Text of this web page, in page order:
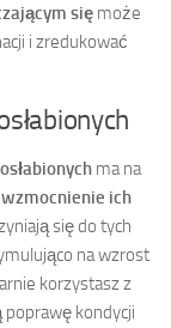
się może
i zredukować
ma na
wzmocnienie ich
się do tych
na wzrost
korzystasz z
kondycji